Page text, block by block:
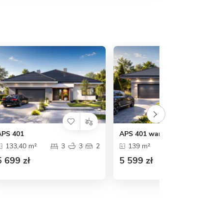
401
133,40 m²
3 3 2
699 zł
APS 401 wariant 6
139 m²
5 599 zł